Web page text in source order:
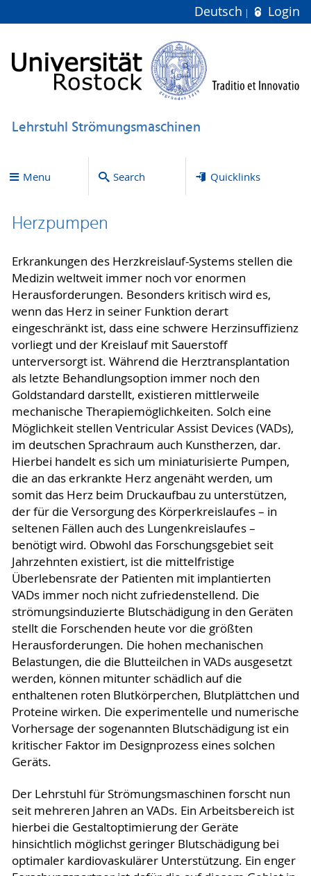
Deutsch Login
Lehrstuhl Strömungsmaschinen
Menu Search Quicklinks
Herzpumpen
Erkrankungen des Herzkreislauf-Systems stellen die
Medizin weltweit immer noch vor enormen
Herausforderungen. Besonders kritisch wird es,
wenn das Herz in seiner Funktion derart
eingeschränkt ist, dass eine schwere Herzinsuffizienz
vorliegt und der Kreislauf mit Sauerstoff
unterversorgt ist. Während die Herztransplantation
als letzte Behandlungsoption immer noch den
Goldstandard darstellt, existieren mittlerweile
mechanische Therapiemöglichkeiten. Solch eine
Möglichkeit stellen Ventricular Assist Devices (VADs),
im deutschen Sprachraum auch Kunstherzen, dar.
Hierbei handelt es sich um miniaturisierte Pumpen,
die an das erkrankte Herz angenäht werden, um
somit das Herz beim Druckaufbau zu unterstützen,
der für die Versorgung des Körperkreislaufes – in
seltenen Fällen auch des Lungenkreislaufes –
benötigt wird. Obwohl das Forschungsgebiet seit
Jahrzehnten existiert, ist die mittelfristige
Überlebensrate der Patienten mit implantierten
VADs immer noch nicht zufriedenstellend. Die
strömungsinduzierte Blutschädigung in den Geräten
stellt die Forschenden heute vor die größten
Herausforderungen. Die hohen mechanischen
Belastungen, die die Blutteilchen in VADs ausgesetzt
werden, können mitunter schädlich auf die
enthaltenen roten Blutkörperchen, Blutplättchen und
Proteine wirken. Die experimentelle und numerische
Vorhersage der sogenannten Blutschädigung ist ein
kritischer Faktor im Designprozess eines solchen
Geräts.
Der Lehrstuhl für Strömungsmaschinen forscht nun
seit mehreren Jahren an VADs. Ein Arbeitsbereich ist
hierbei die Gestaltoptimierung der Geräte
hinsichtlich möglichst geringer Blutschädigung bei
optimaler kardiovaskulärer Unterstützung. Ein enger